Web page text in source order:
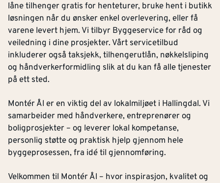
låne tilhenger gratis for henteturer, bruke hent i butikk
løsningen når du ønsker enkel overlevering, eller få
varene levert hjem. Vi tilbyr Byggeservice for råd og
veiledning i dine prosjekter. Vårt servicetilbud
inkluderer også taksjekk, tilhengerutlån, nøkkelsliping
og håndverkerformidling slik at du kan få alle tjenester
på ett sted.
Montér Ål er en viktig del av lokalmiljøet i Hallingdal. Vi
samarbeider med håndverkere, entreprenører og
boligprosjekter – og leverer lokal kompetanse,
personlig støtte og praktisk hjelp gjennom hele
byggeprosessen, fra idé til gjennomføring.
Velkommen til Montér Ål – hvor inspirasjon, kvalitet og